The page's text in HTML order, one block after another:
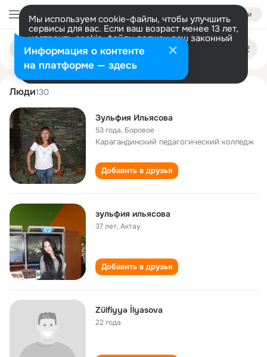
Войти
Мы используем cookie-файлы, чтобы улучшить
сервисы для вас. Если ваш возраст менее 13 лет,
настроить cookie-файлы должен ваш законный
представитель. Больше информации
Разрешить все Настроить
Поиск
людям
zulfiya ilyasova
Люди130
Зульфия Ильясова
53 года, Боровое
Карагандинский педагогический колледж
Добавить в друзья
зульфия ильясова
37 лет,Актау
Добавить в друзья
Zülfiyyə İlyasova
22 года
Информация о контенте
на платформе — здесь